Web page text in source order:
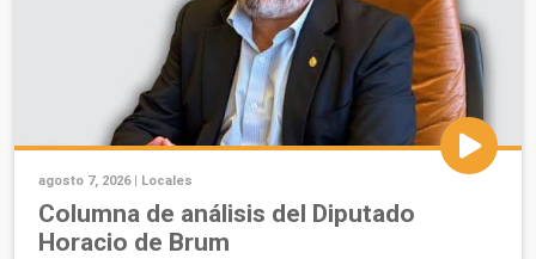
agosto 7, 2026 | Locales
Columna de análisis del Diputado
Horacio de Brum